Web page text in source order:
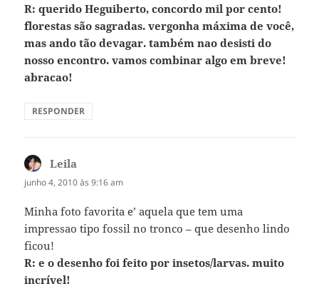
R: querido Heguiberto, concordo mil por cento!
florestas são sagradas. vergonha máxima de você,
mas ando tão devagar. também nao desisti do
nosso encontro. vamos combinar algo em breve!
abracao!
RESPONDER
Leila
junho 4, 2010 às 9:16 am
Minha foto favorita e’ aquela que tem uma
impressao tipo fossil no tronco – que desenho lindo
ficou!
R: e o desenho foi feito por insetos/larvas. muito
incrível!